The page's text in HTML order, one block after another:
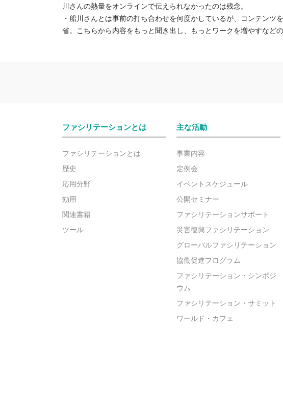
川さんの熱量をオンラインで伝えられなかったのは残念。
・船川さんとは事前の打ち合わせを何度かしているが、コンテンツ
省。こちらから内容をもっと聞き出し、もっとワークを増やすなど
ファシリテーションとは
ファシリテーションとは
歴史
応用分野
効用
関連書籍
ツール
主な活動
事業内容
定例会
イベントスケジュール
公開セミナー
ファシリテーションサポート
災害復興ファシリテーション
グローバルファシリテーション
協働促進プログラム
ファシリテーション・シンポジ
ウム
ファシリテーション・サミット
ワールド・カフェ